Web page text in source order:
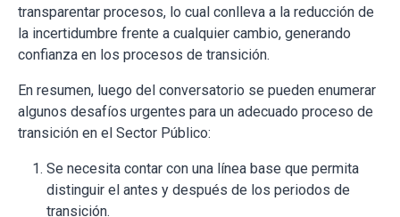
transparentar procesos, lo cual conlleva a la reducción de
la incertidumbre frente a cualquier cambio, generando
confianza en los procesos de transición.
En resumen, luego del conversatorio se pueden enumerar
algunos desafíos urgentes para un adecuado proceso de
transición en el Sector Público:
Se necesita contar con una línea base que permita
distinguir el antes y después de los periodos de
transición.